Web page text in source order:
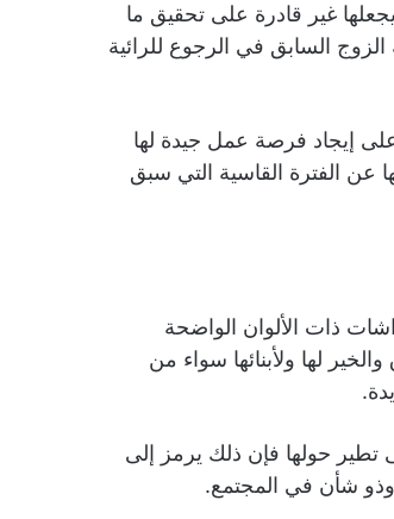
غير قادرة على تحقيق ما
السابق في الرجوع للرائية
إيجاد فرصة عمل جيدة لها
عن الفترة القاسية التي سبق
ذات الألوان الواضحة
لها ولأبنائها سواء من
تطير حولها فإن ذلك يرمز إلى
وذو شأن في المجتمع.